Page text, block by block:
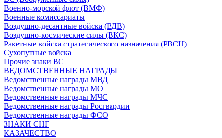
Военно-морской флот (ВМФ)
Военные комиссариаты
Воздушно-десантные войска (ВДВ)
Воздушно-космические силы (ВКС)
Ракетные войска стратегического назначения (РВСН)
Сухопутные войска
Прочие знаки ВС
ВЕДОМСТВЕННЫЕ НАГРАДЫ
Ведомственные награды МВД
Ведомственные награды МО
Ведомственные награды МЧС
Ведомственные награды Росгвардии
Ведомственные награды ФСО
ЗНАКИ СНГ
КАЗАЧЕСТВО